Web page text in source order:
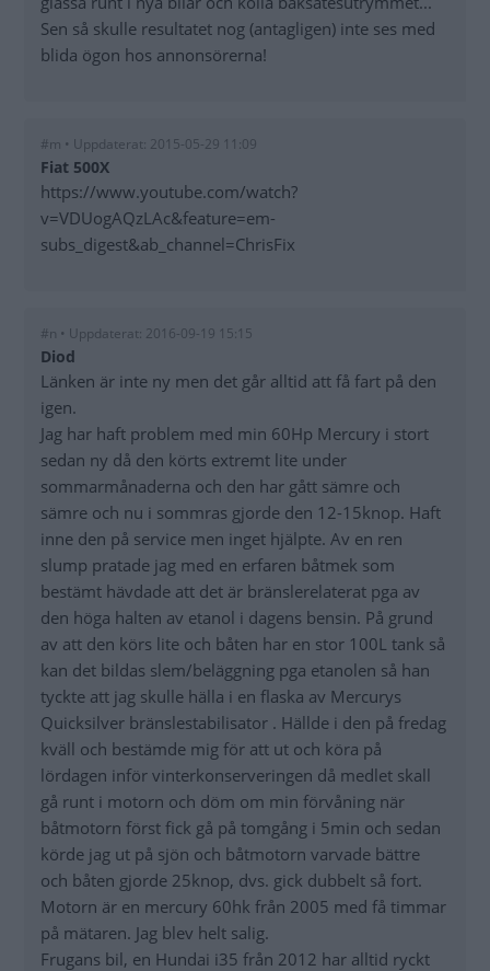
Sen så skulle resultatet nog (antagligen) inte ses med
blida ögon hos annonsörerna!
#m • Uppdaterat: 2015-05-29 11:09
Fiat 500X
https://www.youtube.com/watch?
v=VDUogAQzLAc&feature=em-
subs_digest&ab_channel=ChrisFix
#n • Uppdaterat: 2016-09-19 15:15
Diod
Länken är inte ny men det går alltid att få fart på den
igen.
Jag har haft problem med min 60Hp Mercury i stort
sedan ny då den körts extremt lite under
sommarmånaderna och den har gått sämre och
sämre och nu i sommras gjorde den 12-15knop. Haft
inne den på service men inget hjälpte. Av en ren
slump pratade jag med en erfaren båtmek som
bestämt hävdade att det är bränslerelaterat pga av
den höga halten av etanol i dagens bensin. På grund
av att den körs lite och båten har en stor 100L tank så
kan det bildas slem/beläggning pga etanolen så han
tyckte att jag skulle hälla i en flaska av Mercurys
Quicksilver bränslestabilisator . Hällde i den på fredag
kväll och bestämde mig för att ut och köra på
lördagen inför vinterkonserveringen då medlet skall
gå runt i motorn och döm om min förvåning när
båtmotorn först fick gå på tomgång i 5min och sedan
körde jag ut på sjön och båtmotorn varvade bättre
och båten gjorde 25knop, dvs. gick dubbelt så fort.
Motorn är en mercury 60hk från 2005 med få timmar
på mätaren. Jag blev helt salig.
Frugans bil, en Hundai i35 från 2012 har alltid ryckt